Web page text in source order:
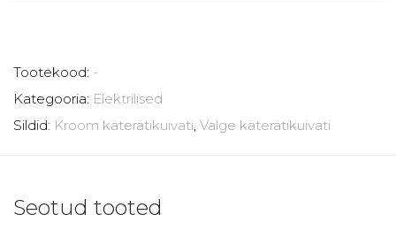
Tootekood: -
Kategooria: Elektrilised
Sildid: Kroom käterätikuivati, Valge käterätikuivati
Seotud tooted